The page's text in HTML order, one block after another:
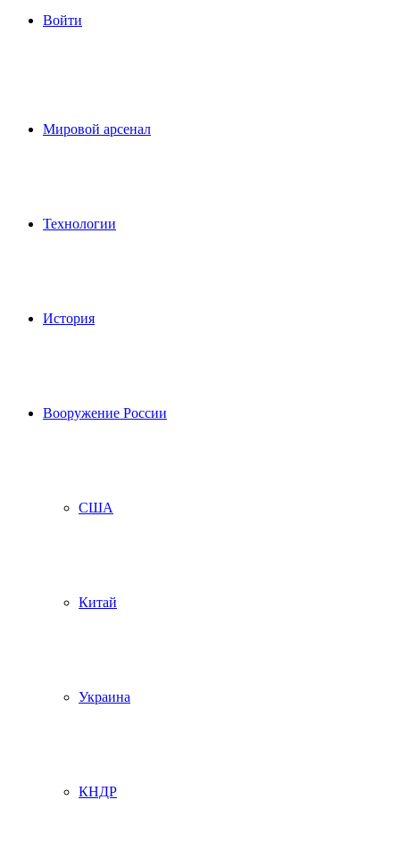
Войти
Мировой арсенал
Технологии
История
Вооружение России
США
Китай
Украина
КНДР